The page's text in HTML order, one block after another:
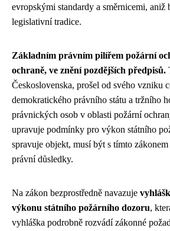
evropskými standardy a směrnicemi,
legislativní tradice.
Základním právním pilířem požární
ochraně, ve znění pozdějších předpisů.
Československa, prošel od svého vzniku
demokratického právního státu a tržního
právnických osob v oblasti požární
upravuje podmínky pro výkon státního
spravuje objekt, musí být s tímto
právní důsledky.
Na zákon bezprostředně navazuje
výkonu státního požárního dozoru,
vyhláška podrobně rozvádí zákonné